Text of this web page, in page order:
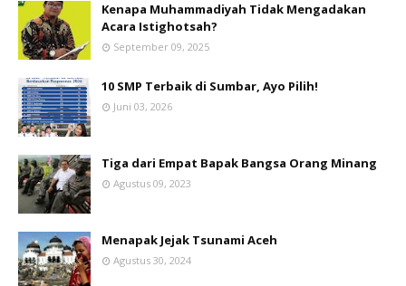
Kenapa Muhammadiyah Tidak Mengadakan
Acara Istighotsah?
September 09, 2025
10 SMP Terbaik di Sumbar, Ayo Pilih!
Juni 03, 2026
Tiga dari Empat Bapak Bangsa Orang Minang
Agustus 09, 2023
Menapak Jejak Tsunami Aceh
Agustus 30, 2024